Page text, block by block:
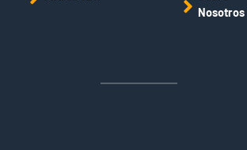
Nosotros